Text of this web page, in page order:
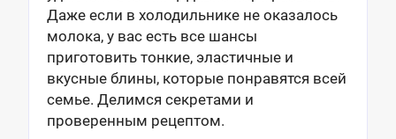
Даже если в холодильнике не оказалось
молока, у вас есть все шансы
приготовить тонкие, эластичные и
вкусные блины, которые понравятся всей
семье. Делимся секретами и
проверенным рецептом.